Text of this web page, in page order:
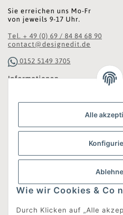
Alle
Wie wir Cookies & Co
Durch Klicken auf „Alle
Sie erreichen uns Mo-Fr
von jeweils 9-17 Uhr.
Tel. + 49 (0) 69 / 84 84 68 90
contact@designedit.de
0152 5149 3705
Informationen
Gesetzliche Informationen
Was ist DesignEdit_?
Eine Online-Boutique für
Ausgewählte Designer-Möbel
gebrauchte Designklassiker, die
unbekannter Manufakturen und
aller Welt sowie ein Blogazine
Inspiration.
Für alle, die nach dem